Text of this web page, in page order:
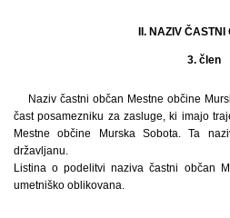
II. NAZIV ČASTNI
3. člen
Naziv častni občan Mestne občine
čast posamezniku za zasluge, ki imajo
Mestne občine Murska Sobota. Ta
državljanu.
Listina o podelitvi naziva častni občan
umetniško oblikovana.